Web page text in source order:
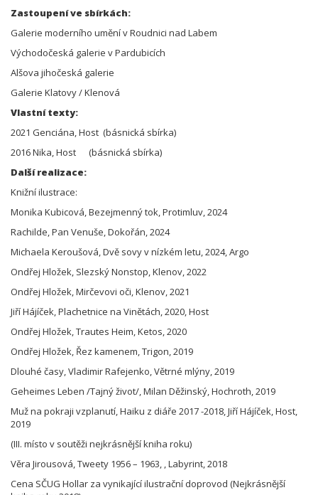
Zastoupení ve sbírkách:
Galerie moderního umění v Roudnici nad Labem
Východočeská galerie v Pardubicích
Alšova jihočeská galerie
Galerie Klatovy / Klenová
Vlastní texty:
2021 Genciána, Host (básnická sbírka)
2016 Nika, Host (básnická sbírka)
Další realizace:
Knižní ilustrace:
Monika Kubicová, Bezejmenný tok, Protimluv, 2024
Rachilde, Pan Venuše, Dokořán, 2024
Michaela Keroušová, Dvě sovy v nízkém letu, 2024, Argo
Ondřej Hložek, Slezský Nonstop, Klenov, 2022
Ondřej Hložek, Mirčevovi oči, Klenov, 2021
Jiří Hájíček, Plachetnice na Vinětách, 2020, Host
Ondřej Hložek, Trautes Heim, Ketos, 2020
Ondřej Hložek, Řez kamenem, Trigon, 2019
Dlouhé časy, Vladimir Rafejenko, Větrné mlýny, 2019
Geheimes Leben /Tajný život/, Milan Děžinský, Hochroth, 2019
Muž na pokraji vzplanutí, Haiku z diáře 2017 -2018, Jiří Hájíček, Host,
2019
(III. místo v soutěži nejkrásnější kniha roku)
Věra Jirousová, Tweety 1956 – 1963, , Labyrint, 2018
Cena SČUG Hollar za vynikající ilustrační doprovod (Nejkrásnější